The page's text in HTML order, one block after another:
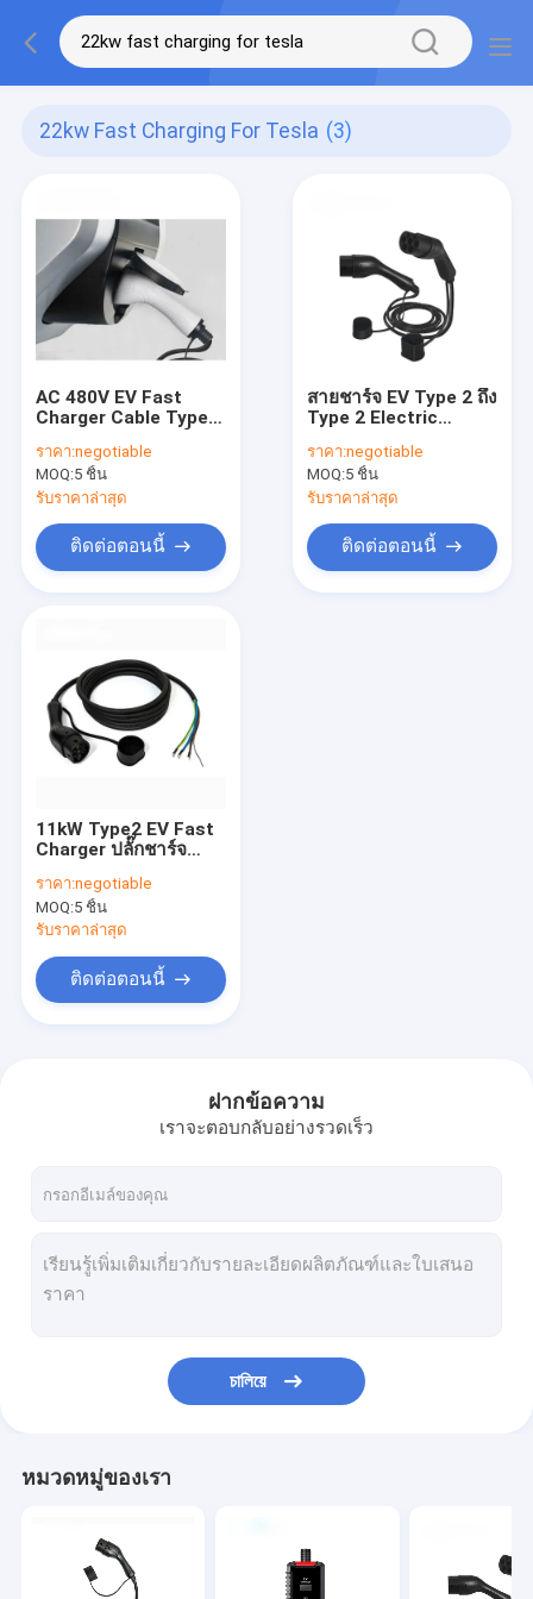
22kw Fast Charging For Tesla (3)
AC 480V EV Fast
Charger Cable Type 2
รถยนต์ไฟฟ้า 32A 3 เฟส
ราคา:negotiable
MOQ:5 ชิ้น
รับราคาล่าสุด
ติดต่อตอนนี้
สายชาร์จ EV Type 2 ถึง
Type 2 Electric
32A 3 Phase สำหรับ
Audi BMW Tesla
ราคา:negotiable
MOQ:5 ชิ้น
รับราคาล่าสุด
ติดต่อตอนนี้
11kW Type2 EV Fast
Charger ปลั๊กชาร์จ
Single Gun EV สาย
ชาร์จ
ราคา:negotiable
MOQ:5 ชิ้น
รับราคาล่าสุด
ติดต่อตอนนี้
ฝากข้อความ
เราจะตอบกลับอย่างรวดเร็ว
চালিয়ে
หมวดหมู่ของเรา